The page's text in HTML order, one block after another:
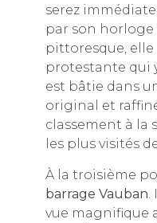
serez
par son horloge
pittoresque, elle
protestante qui
est bâtie dans
original et
classement à la
les plus visités
À la troisième
barrage Vauban
vue magnifique